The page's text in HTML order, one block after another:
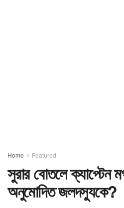
Home Featured
সুরার বোতলে ক্যাপ্টেন
অনুমোদিত জলদস্যুকে?